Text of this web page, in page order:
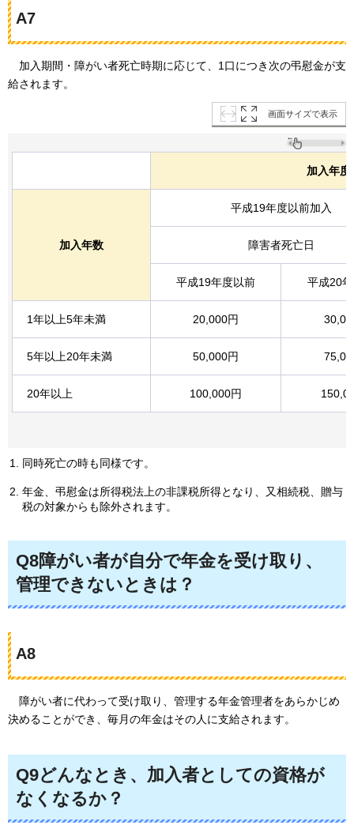
A7
加入期間・障がい者死亡時期に応じて、1口につき次の弔慰金が支
給されます。
画面サイズで表示
加入年度
加入年数
平成19年度以前加入
障害者死亡日
平成19年度以前 平成20
1年以上5年未満 20,000円
5年以上20年未満 50,000円
20年以上 100,000円
同時死亡の時も同様です。
年金、弔慰金は所得税法上の非課税所得となり、又相続税、贈与
税の対象からも除外されます。
Q8障がい者が自分で年金を受け取り、
管理できないときは？
A8
障がい者に代わって受け取り、管理する年金管理者をあらかじめ
決めることができ、毎月の年金はその人に支給されます。
Q9どんなとき、加入者としての資格が
なくなるか？